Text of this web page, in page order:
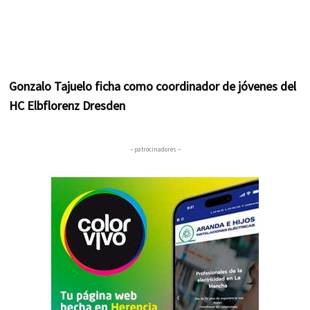
Gonzalo Tajuelo ficha como coordinador de jóvenes del
HC Elbflorenz Dresden
– patrocinadores –